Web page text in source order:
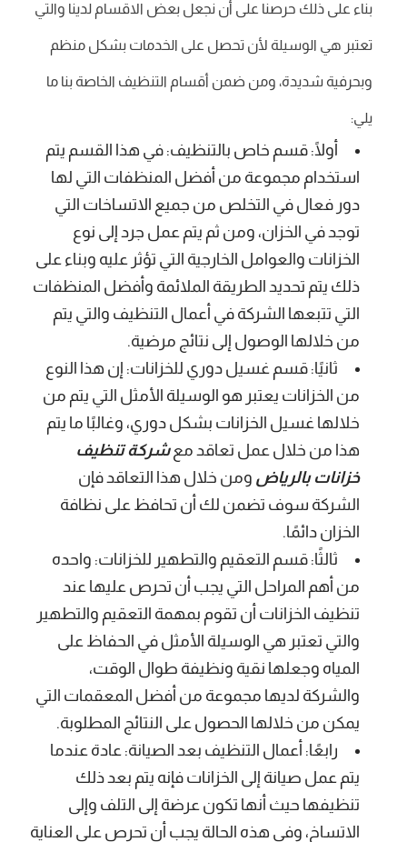
بناء على ذلك حرصنا على أن نجعل بعض الاقسام لدينا والتي
تعتبر هي الوسيلة لأن تحصل على الخدمات بشكل منظم
وبحرفية شديدة، ومن ضمن أقسام التنظيف الخاصة بنا ما
يلي:
أولًا: قسم خاص بالتنظيف: في هذا القسم يتم
استخدام مجموعة من أفضل المنظفات التي لها
دور فعال في التخلص من جميع الاتساخات التي
توجد في الخزان، ومن ثم يتم عمل جرد إلى نوع
الخزانات والعوامل الخارجية التي تؤثر عليه وبناء على
ذلك يتم تحديد الطريقة الملائمة وأفضل المنظفات
التي تتبعها الشركة في أعمال التنظيف والتي يتم
من خلالها الوصول إلى نتائج مرضية.
ثانيًا: قسم غسيل دوري للخزانات: إن هذا النوع
من الخزانات يعتبر هو الوسيلة الأمثل التي يتم من
خلالها غسيل الخزانات بشكل دوري، وغالبًا ما يتم
هذا من خلال عمل تعاقد معشركة تنظيف
خزانات بالرياض ومن خلال هذا التعاقد فإن
الشركة سوف تضمن لك أن تحافظ على نظافة
الخزان دائمًا.
ثالثًا: قسم التعقيم والتطهير للخزانات: واحده
من أهم المراحل التي يجب أن تحرص عليها عند
تنظيف الخزانات أن تقوم بمهمة التعقيم والتطهير
والتي تعتبر هي الوسيلة الأمثل في الحفاظ على
المياه وجعلها نقية ونظيفة طوال الوقت،
والشركة لديها مجموعة من أفضل المعقمات التي
يمكن من خلالها الحصول على النتائج المطلوبة.
رابعًا: أعمال التنظيف بعد الصيانة: عادة عندما
يتم عمل صيانة إلى الخزانات فإنه يتم بعد ذلك
تنظيفها حيث أنها تكون عرضة إلى التلف وإلى
الاتساخ، وفي هذه الحالة يجب أن تحرص على العناية